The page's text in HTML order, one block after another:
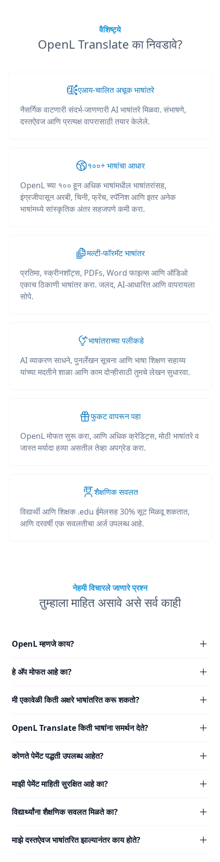
वैशिष्ट्ये
OpenL Translate का निवडावे?
एआय-चालित अचूक भाषांतरे
नैसर्गिक वाटणारी संदर्भ-जाणणारी AI भाषांतरे मिळवा. संभाषणे,
दस्तऐवज आणि प्रत्यक्ष वापरासाठी तयार केलेले.
१००+ भाषांचा आधार
OpenL च्या १०० हून अधिक भाषांमधील भाषांतरांसह,
इंग्रजीपासून अरबी, चिनी, फ्रेंच, स्पॅनिश आणि इतर अनेक
भाषांमध्ये सांस्कृतिक अंतर सहजपणे कमी करा.
मल्टी-फॉरमॅट भाषांतर
प्रतिमा, स्क्रीनशॉट्स, PDFs, Word फाइल्स आणि ऑडिओ
एकाच ठिकाणी भाषांतर करा. जलद, AI-आधारित आणि वापरायला
सोपे.
भाषांतराच्या पलीकडे
AI व्याकरण साधने, पुनर्लेखन सूचना आणि भाषा शिक्षण सहाय्य
यांच्या मदतीने शाळा आणि काम दोन्हीसाठी तुमचे लेखन सुधारवा.
फुकट वापरून पहा
OpenL मोफत सुरू करा, आणि अधिक क्रेडिट्स, मोठी भाषांतरे व
जास्त मर्यादा हव्या असतील तेव्हा अपग्रेड करा.
शैक्षणिक सवलत
विद्यार्थी आणि शिक्षक .edu ईमेलसह 30% सूट मिळवू शकतात,
आणि दरवर्षी एक सवलतीचा अर्ज उपलब्ध आहे.
नेहमी विचारले जाणारे प्रश्न
तुम्हाला माहित असावे असे सर्व काही
OpenL म्हणजे काय?
हे अ‍ॅप मोफत आहे का?
मी एकावेळी किती अक्षरे भाषांतरित करू शकतो?
OpenL Translate किती भाषांना समर्थन देते?
कोणते पेमेंट पद्धती उपलब्ध आहेत?
माझी पेमेंट माहिती सुरक्षित आहे का?
विद्यार्थ्यांना शैक्षणिक सवलत मिळते का?
माझे दस्तऐवज भाषांतरित झाल्यानंतर काय होते?